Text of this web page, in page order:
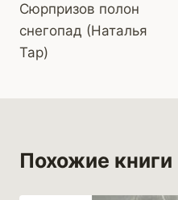
по
записям
Сюрпризов полон
снегопад (Наталья
Тар)
Похожие книги